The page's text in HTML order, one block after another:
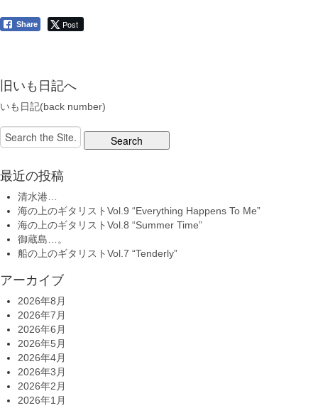
Share Post
旧いも日記へ
いも日記(back number)
Search
for:
最近の投稿
清水港…
海の上のギタリストVol.9 “Everything Happens To Me”
海の上のギタリストVol.8 “Summer Time”
御蔵島…。
船の上のギタリストVol.7 “Tenderly”
アーカイブ
2026年8月
2026年7月
2026年6月
2026年5月
2026年4月
2026年3月
2026年2月
2026年1月